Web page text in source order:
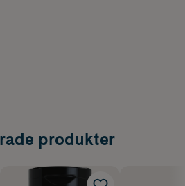
produkter